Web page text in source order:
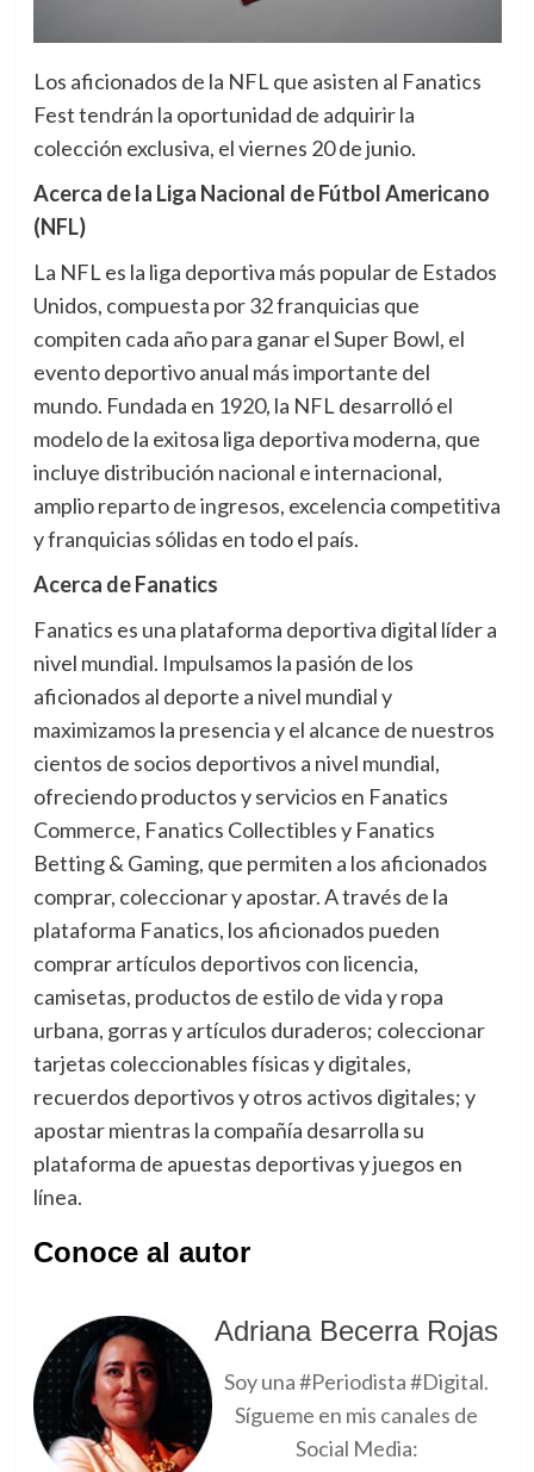
Los aficionados de la NFL que asisten al Fanatics
Fest tendrán la oportunidad de adquirir la
colección exclusiva, el viernes 20 de junio.
Acerca de la Liga Nacional de Fútbol Americano
(NFL)
La NFL es la liga deportiva más popular de Estados
Unidos, compuesta por 32 franquicias que
compiten cada año para ganar el Super Bowl, el
evento deportivo anual más importante del
mundo. Fundada en 1920, la NFL desarrolló el
modelo de la exitosa liga deportiva moderna, que
incluye distribución nacional e internacional,
amplio reparto de ingresos, excelencia competitiva
y franquicias sólidas en todo el país.
Acerca de Fanatics
Fanatics es una plataforma deportiva digital líder a
nivel mundial. Impulsamos la pasión de los
aficionados al deporte a nivel mundial y
maximizamos la presencia y el alcance de nuestros
cientos de socios deportivos a nivel mundial,
ofreciendo productos y servicios en Fanatics
Commerce, Fanatics Collectibles y Fanatics
Betting & Gaming, que permiten a los aficionados
comprar, coleccionar y apostar. A través de la
plataforma Fanatics, los aficionados pueden
comprar artículos deportivos con licencia,
camisetas, productos de estilo de vida y ropa
urbana, gorras y artículos duraderos; coleccionar
tarjetas coleccionables físicas y digitales,
recuerdos deportivos y otros activos digitales; y
apostar mientras la compañía desarrolla su
plataforma de apuestas deportivas y juegos en
línea.
Conoce al autor
Adriana Becerra Rojas
Soy una #Periodista #Digital.
Sígueme en mis canales de
Social Media: